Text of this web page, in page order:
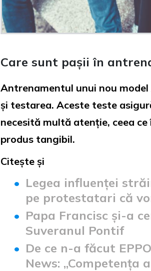
Care sunt pașii în
Antrenamentul unui nou
și testarea. Aceste teste
necesită multă atenție, ceea
produs tangibil.
Citește și
Legea influenței
pe protestatari că
Papa Francisc și-a
Suveranul Pontif
De ce n-a făcut
News: „Competența